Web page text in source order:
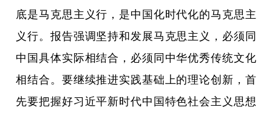
底是马克思主义行，是中国化时代化的马克思主
义行。报告强调坚持和发展马克思主义，必须同
中国具体实际相结合，必须同中华优秀传统文化
相结合。要继续推进实践基础上的理论创新，首
先要把握好习近平新时代中国特色社会主义思想